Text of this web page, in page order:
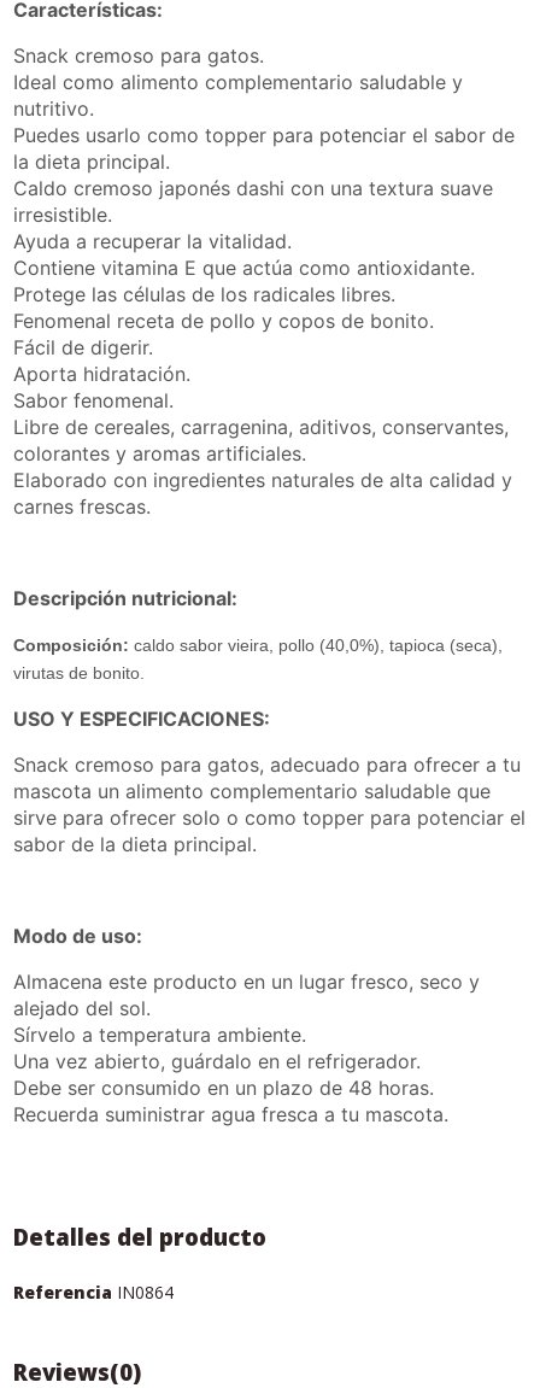
Características:
Snack cremoso para gatos.
Ideal como alimento complementario saludable y
nutritivo.
Puedes usarlo como topper para potenciar el sabor de
la dieta principal.
Caldo cremoso japonés dashi con una textura suave
irresistible.
Ayuda a recuperar la vitalidad.
Contiene vitamina E que actúa como antioxidante.
Protege las células de los radicales libres.
Fenomenal receta de pollo y copos de bonito.
Fácil de digerir.
Aporta hidratación.
Sabor fenomenal.
Libre de cereales, carragenina, aditivos, conservantes,
colorantes y aromas artificiales.
Elaborado con ingredientes naturales de alta calidad y
carnes frescas.
Descripción nutricional:
Composición: caldo sabor vieira, pollo (40,0%), tapioca (seca),
virutas de bonito.
USO Y ESPECIFICACIONES:
Snack cremoso para gatos, adecuado para ofrecer a tu
mascota un alimento complementario saludable que
sirve para ofrecer solo o como topper para potenciar el
sabor de la dieta principal.
Modo de uso:
Almacena este producto en un lugar fresco, seco y
alejado del sol.
Sírvelo a temperatura ambiente.
Una vez abierto, guárdalo en el refrigerador.
Debe ser consumido en un plazo de 48 horas.
Recuerda suministrar agua fresca a tu mascota.
Detalles del producto
Referencia IN0864
Reviews(0)